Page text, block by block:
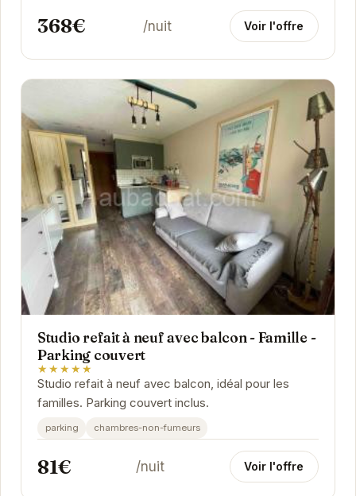
368€ /nuit Voir l'offre
Studio refait à neuf avec balcon - Famille -
Parking couvert
★★★★★
Studio refait à neuf avec balcon, idéal pour les
familles. Parking couvert inclus.
parking chambres-non-fumeurs
81€ /nuit Voir l'offre